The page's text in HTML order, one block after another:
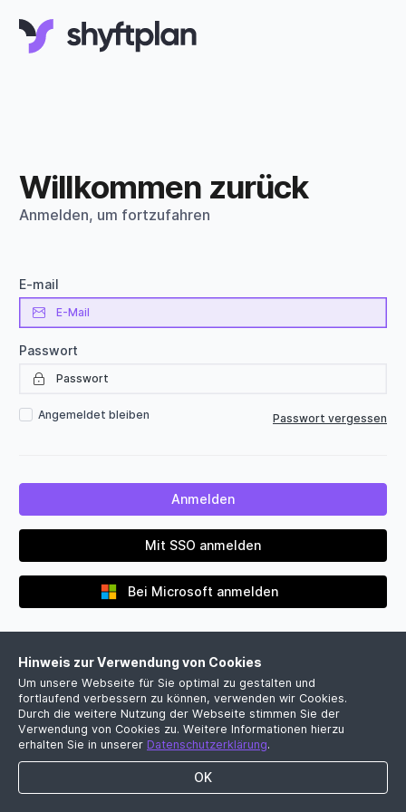
Willkommen zurück
Anmelden, um fortzufahren
E-mail
Passwort
Angemeldet bleiben Passwort vergessen
Mit SSO anmelden
Bei Microsoft anmelden
Noch kein Firmenkonto?
Jetzt kostenlose Demo vereinbaren
Hinweis zur Verwendung von Cookies
Um unsere Webseite für Sie optimal zu gestalten und
fortlaufend verbessern zu können, verwenden wir Cookies.
Durch die weitere Nutzung der Webseite stimmen Sie der
Verwendung von Cookies zu. Weitere Informationen hierzu
erhalten Sie in unserer Datenschutzerklärung.
OK